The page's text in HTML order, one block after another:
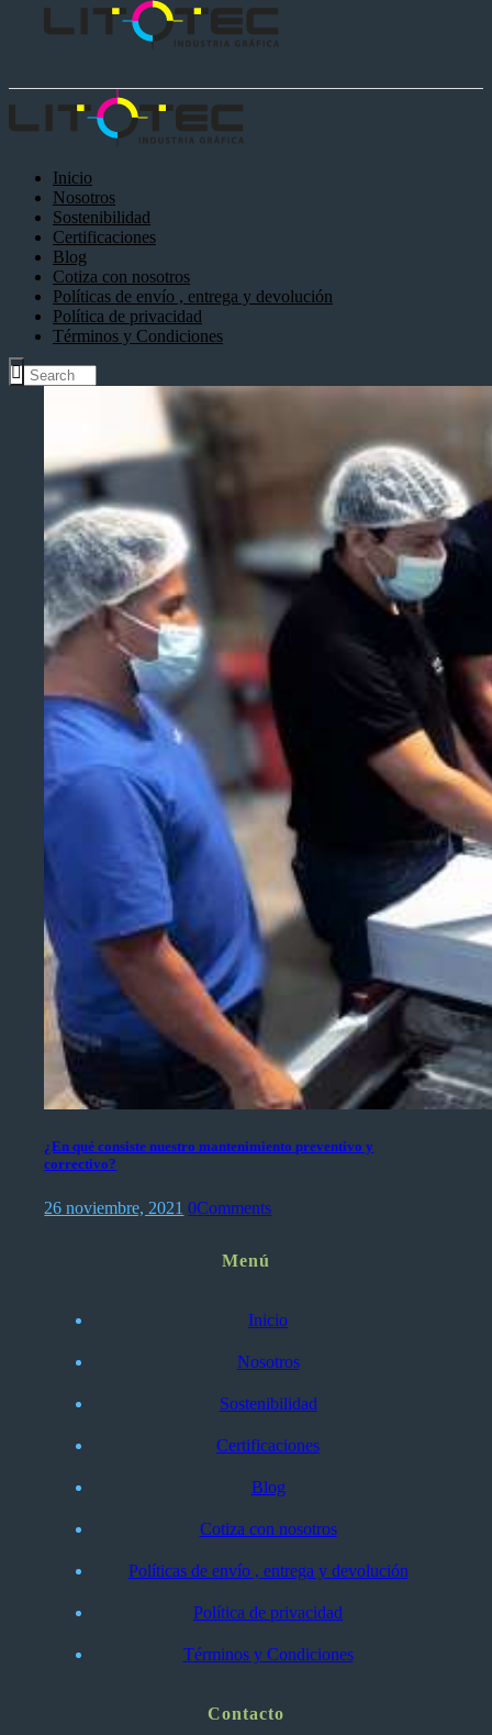
Inicio
Nosotros
Sostenibilidad
Certificaciones
Blog
Cotiza con nosotros
Políticas de envío , entrega y devolución
Política de privacidad
Términos y Condiciones
¿En qué consiste nuestro mantenimiento preventivo y
correctivo?
26 noviembre, 2021 0Comments
Menú
Inicio
Nosotros
Sostenibilidad
Certificaciones
Blog
Cotiza con nosotros
Políticas de envío , entrega y devolución
Política de privacidad
Términos y Condiciones
Contacto